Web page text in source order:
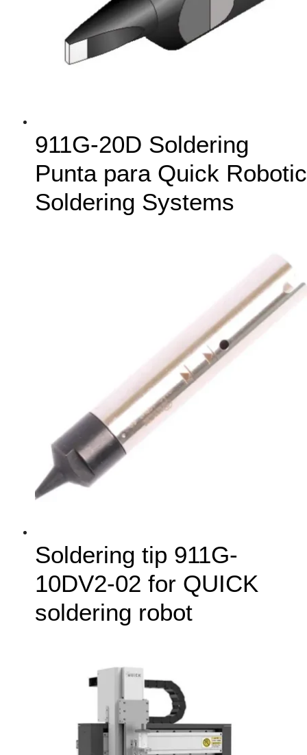
911G-20D Soldering
Punta para Quick Robotic
Soldering Systems
Soldering tip 911G-
10DV2-02 for QUICK
soldering robot